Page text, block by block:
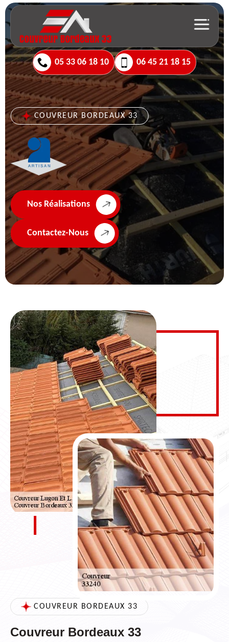
05 33 06 18 10 06 45 21 18 15
COUVREUR BORDEAUX 33
Nos Réalisations
Contactez-Nous
COUVREUR BORDEAUX 33
Couvreur Bordeaux 33